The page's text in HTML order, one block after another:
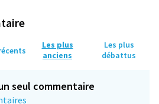
Les plus
anciens
Les plus
débattus
seul commentaire